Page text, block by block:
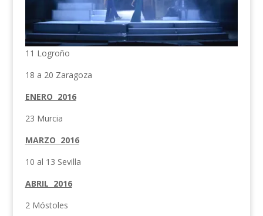
11 Logroño
18 a 20 Zaragoza
ENERO 2016
23 Murcia
MARZO 2016
10 al 13 Sevilla
ABRIL 2016
2 Móstoles